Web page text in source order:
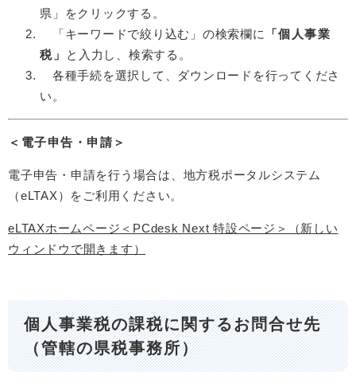
県」をクリックする。
「キーワードで絞り込む」の検索欄に
「個人事業
税」
と入力し、検索する。
各種手続を選択して、ダウンロードを行ってくださ
い。
＜電子申告・申請＞
電子申告・申請を行う場合は、地方税ポータルシステム
（eLTAX）をご利用ください。
eLTAXホームページ＜PCdesk Next 特設ページ​＞（新しい
ウィンドウで開きます）
個人事業税の課税に関するお問合せ先
（管轄の県税事務所）